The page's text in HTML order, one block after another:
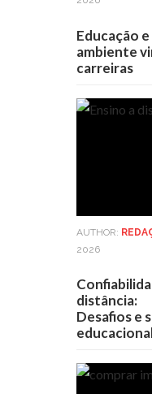
Educação
ambiente
carreiras
AUTHOR:
2026
distância:
Desafios e